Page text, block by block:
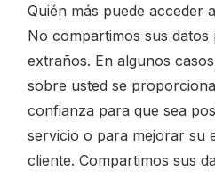
Quién más puede acceder
No compartimos sus datos
extraños. En algunos
sobre usted se
confianza para que sea
servicio o para mejorar su
cliente. Compartimos sus